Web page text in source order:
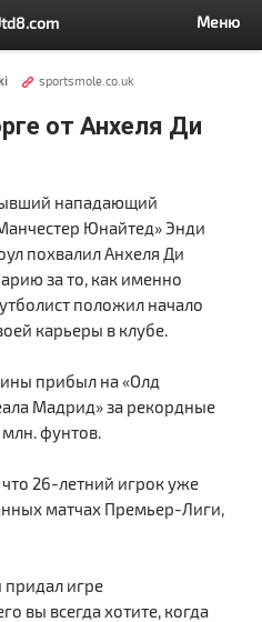
Меню
sportsmole.co.uk
от Анхеля Ди
нападающий
Юнайтед» Энди
похвалил Анхеля Ди
за то, как именно
положил начало
карьеры в клубе.
прибыл на «Олд
Мадрид» за рекордные
млн. фунтов.
что 26-летний игрок уже
матчах Премьер-Лиги,
придал игре
вы всегда хотите, когда